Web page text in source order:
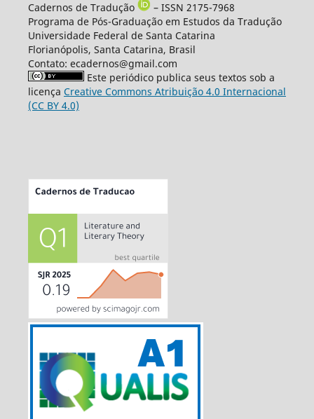
Cadernos de Tradução
– ISSN 2175-7968
Programa de Pós-Graduação em Estudos da Tradução
Universidade Federal de Santa Catarina
Florianópolis, Santa Catarina, Brasil
Contato: ecadernos@gmail.com
Este periódico publica seus textos sob a
licença Creative Commons Atribuição 4.0 Internacional
(CC BY 4.0)